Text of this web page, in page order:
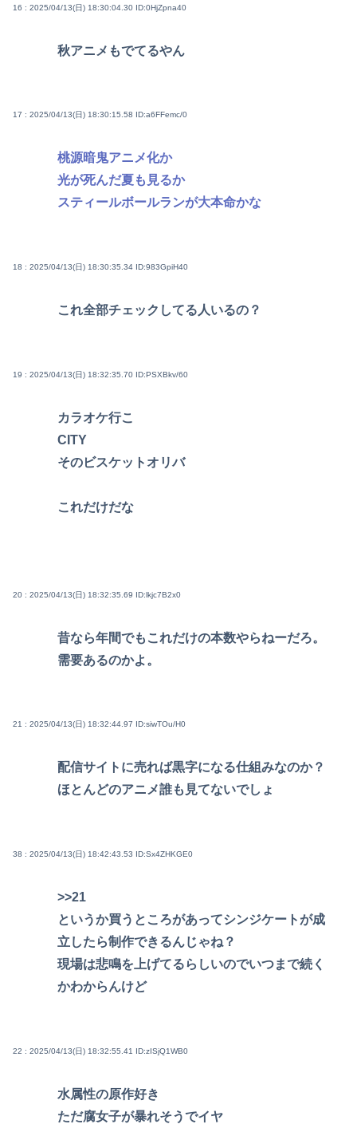
16 : 2025/04/13(日) 18:30:04.30 ID:0HjZpna40
秋アニメもでてるやん
17 : 2025/04/13(日) 18:30:15.58 ID:a6FFemc/0
桃源暗鬼アニメ化か
光が死んだ夏も見るか
スティールボールランが大本命かな
18 : 2025/04/13(日) 18:30:35.34 ID:983GpiH40
これ全部チェックしてる人いるの？
19 : 2025/04/13(日) 18:32:35.70 ID:PSXBkv/60
カラオケ行こ
CITY
そのビスケットオリバ
これだけだな
20 : 2025/04/13(日) 18:32:35.69 ID:lkjc7B2x0
昔なら年間でもこれだけの本数やらねーだろ。
需要あるのかよ。
21 : 2025/04/13(日) 18:32:44.97 ID:siwTOu/H0
配信サイトに売れば黒字になる仕組みなのか？
ほとんどのアニメ誰も見てないでしょ
38 : 2025/04/13(日) 18:42:43.53 ID:Sx4ZHKGE0
>>21
というか買うところがあってシンジケートが成
立したら制作できるんじゃね？
現場は悲鳴を上げてるらしいのでいつまで続く
かわからんけど
22 : 2025/04/13(日) 18:32:55.41 ID:zISjQ1WB0
水属性の原作好き
ただ腐女子が暴れそうでイヤ